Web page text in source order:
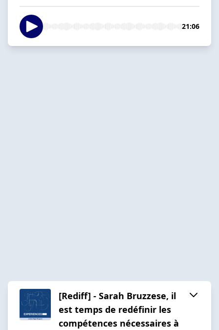
21:06
[Rediff] - Sarah Bruzzese, il
est temps de redéfinir les
compétences nécessaires à